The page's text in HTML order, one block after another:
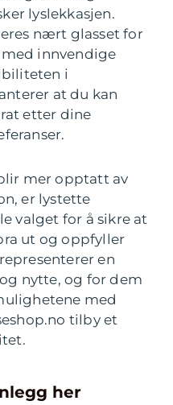
lyslekkasjen.
nært glasset for
innvendige
i
at du kan
etter dine
mer opptatt av
er lystette
valget for å sikre at
ut og oppfyller
en
nytte, og for dem
med
tilby et
her